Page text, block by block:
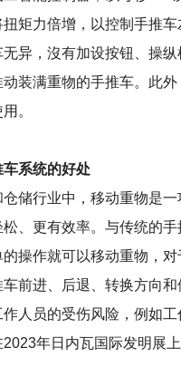
扭矩力倍增，以控制手推
无异，沒有加设按钮、操
动装满重物的手推车。此
。
车系统的好处
仓储行业中，移动重物是
、更有效率。与传统的
的操作就可以移动重物，
前进、后退、转换方向
人员的受伤风险，例如
年日内瓦国际发明展上